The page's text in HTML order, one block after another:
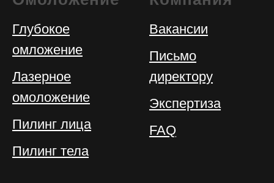
Глубокое
омложение
Лазерное
омоложение
Пилинг лица
Пилинг тела
Вакансии
Письмо
директору
Экспертиза
FAQ